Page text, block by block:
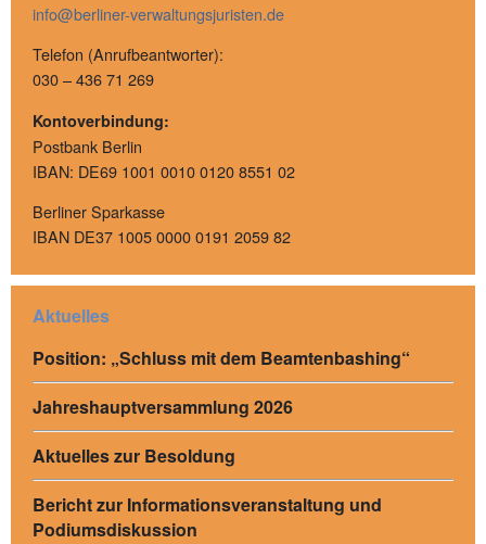
info@berliner-verwaltungsjuristen.de
Telefon (Anrufbeantworter):
030 – 436 71 269
Kontoverbindung:
Postbank Berlin
IBAN: DE69 1001 0010 0120 8551 02
Berliner Sparkasse
IBAN DE37 1005 0000 0191 2059 82
Aktuelles
Position: „Schluss mit dem Beamtenbashing“
Jahreshauptversammlung 2026
Aktuelles zur Besoldung
Bericht zur Informationsveranstaltung und
Podiumsdiskussion